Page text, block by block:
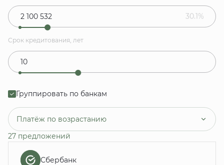
30.1%
Срок кредитования, лет
Группировать по банкам
Платёж по возрастанию
27 предложений
Сбербанк